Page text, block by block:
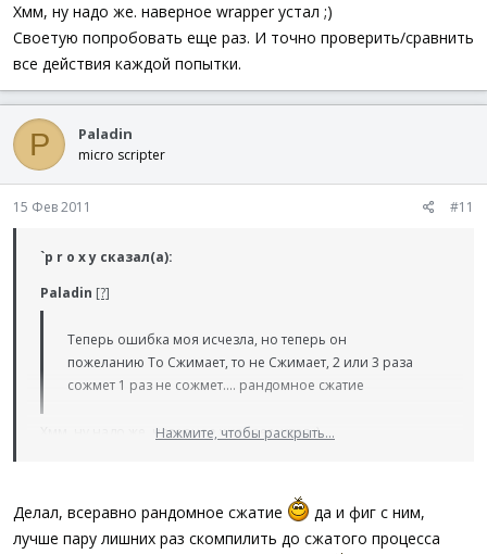
Хмм, ну надо же. наверное wrapper устал ;)
Своетую попробовать еще раз. И точно проверить/сравнить
все действия каждой попытки.
P Paladin
micro scripter
15 Фев 2011 #11
`p r o x y сказал(а):
Paladin [?]
Теперь ошибка моя исчезла, но теперь он
пожеланию То Сжимает, то не Сжимает, 2 или 3 раза
сожмет 1 раз не сожмет.... рандомное сжатие
Хмм, ну надо же. наверное wrapper устал ;)
Нажмите, чтобы раскрыть...
Делал, всеравно рандомное сжатие
да и фиг с ним,
лучше пару лишних раз скомпилить до сжатого процесса